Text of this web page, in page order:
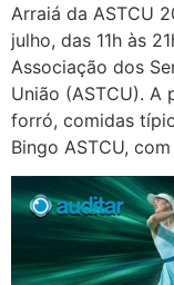
Arraiá da ASTCU
julho, das 11h às
Associação dos
União (ASTCU). A
forró, comidas
Bingo ASTCU,